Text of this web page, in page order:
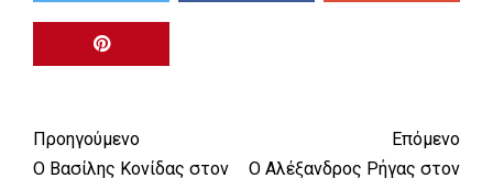
Προηγούμενο
Ο Βασίλης Κονίδας στον
Επόμενο
Ο Αλέξανδρος Ρήγας στον